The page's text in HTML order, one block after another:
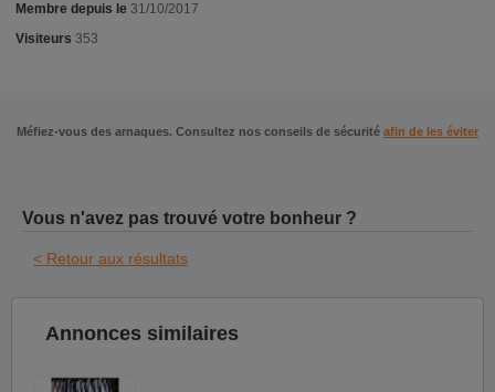
Membre depuis le 31/10/2017
Visiteurs 353
Méfiez-vous des arnaques. Consultez nos conseils de sécurité afin de les éviter
Vous n'avez pas trouvé votre bonheur ?
< Retour aux résultats
Annonces similaires